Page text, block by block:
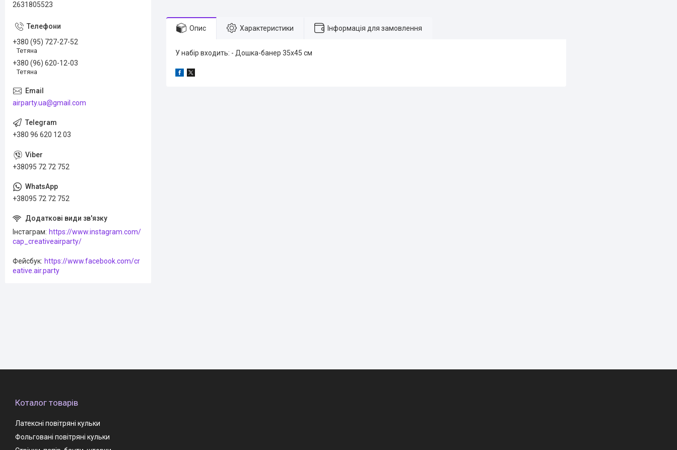
Опис Характеристики Інформація для замовлення
У набір входить: - Дошка-банер 35х45 см
2631805523
+380 (95) 727-27-52
Тетяна
+380 (96) 620-12-03
Тетяна
airparty.ua@gmail.com
+380 96 620 12 03
+38095 72 72 752
+38095 72 72 752
Інстаграм https://www.instagram.com/
cap_creativeairparty/
Фейсбук https://www.facebook.com/cr
eative.air.party
Коталог товарів
Латексні повітряні кульки
Фольговані повітряні кульки